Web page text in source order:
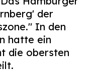
der
In den
hatte ein
die obersten